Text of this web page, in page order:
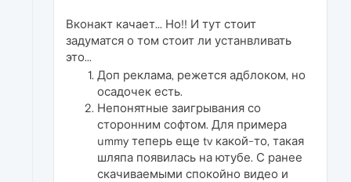
Вконакт качает... Но!! И тут стоит
задуматся о том стоит ли устанвливать
это...
Доп реклама, режется адблоком, но
осадочек есть.
Непонятные заигрывания со
сторонним софтом. Для примера
ummy теперь еще tv какой-то, такая
шляпа появилась на ютубе. С ранее
скачиваемыми спокойно видео и